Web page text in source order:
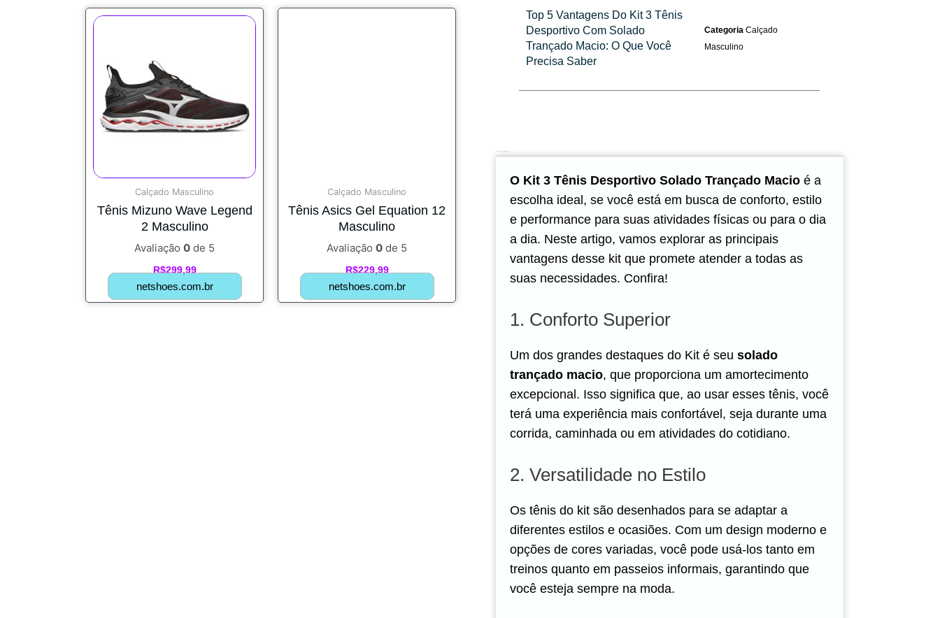
Calçado Masculino
Tênis Mizuno Wave Legend
2 Masculino
Avaliação 0 de 5
R$299,99
netshoes.com.br
Calçado Masculino
Tênis Asics Gel Equation 12
Masculino
Avaliação 0 de 5
R$229,99
netshoes.com.br
Top 5 Vantagens Do Kit 3 Tênis
Desportivo Com Solado
Trançado Macio: O Que Você
Precisa Saber
Categoria Calçado
Masculino
O Kit 3 Tênis Desportivo Solado Trançado Macioé a
escolha ideal, se você está em busca de conforto, estilo
e performance para suas atividades físicas ou para o dia
a dia. Neste artigo, vamos explorar as principais
vantagens desse kit que promete atender a todas as
suas necessidades. Confira!
1. Conforto Superior
Um dos grandes destaques do Kit é seu solado
trançado macio, que proporciona um amortecimento
excepcional. Isso significa que, ao usar esses tênis, você
terá uma experiência mais confortável, seja durante uma
corrida, caminhada ou em atividades do cotidiano.
2. Versatilidade no Estilo
Os tênis do kit são desenhados para se adaptar a
diferentes estilos e ocasiões. Com um design moderno e
opções de cores variadas, você pode usá-los tanto em
treinos quanto em passeios informais, garantindo que
você esteja sempre na moda.